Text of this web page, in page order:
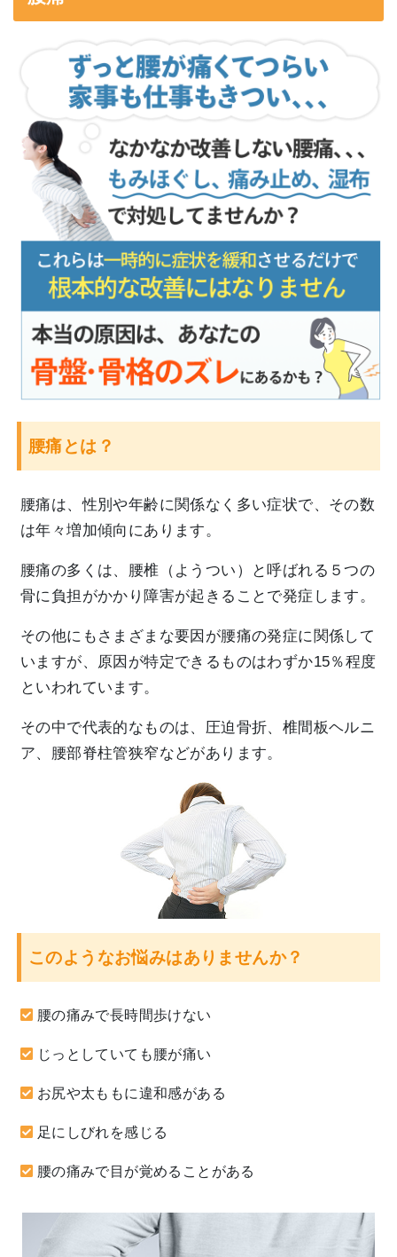
腰痛とは？
腰痛は、性別や年齢に関係なく多い症状で、その数
は年々増加傾向にあります。
腰痛の多くは、腰椎（ようつい）と呼ばれる５つの
骨に負担がかかり障害が起きることで発症します。
その他にもさまざまな要因が腰痛の発症に関係して
いますが、原因が特定できるものはわずか15％程度
といわれています。
その中で代表的なものは、圧迫骨折、椎間板ヘルニ
ア、腰部脊柱管狭窄などがあります。
このようなお悩みはありませんか？
腰の痛みで長時間歩けない
じっとしていても腰が痛い
お尻や太ももに違和感がある
足にしびれを感じる
腰の痛みで目が覚めることがある